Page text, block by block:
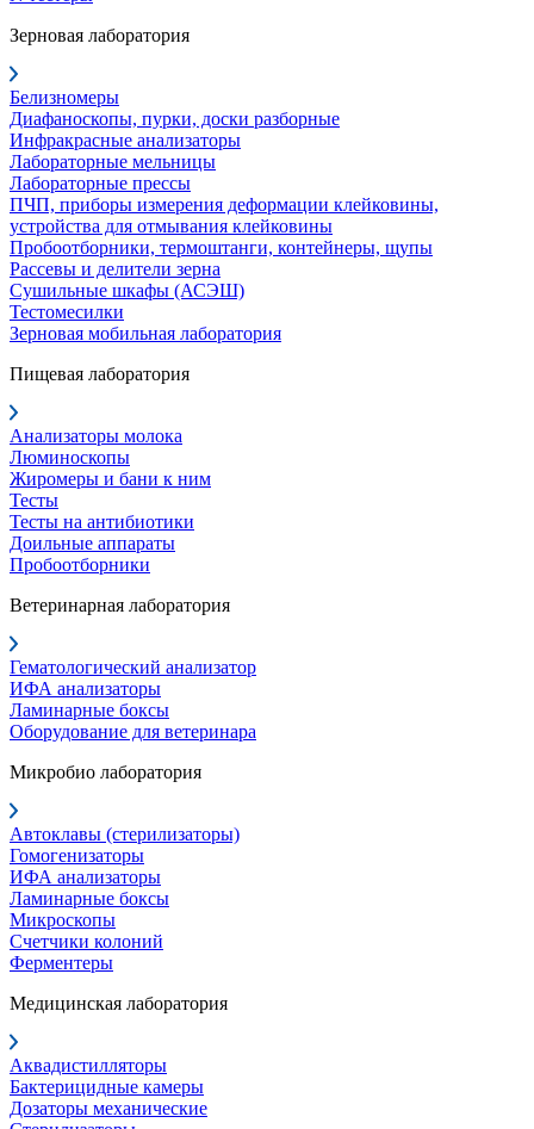
Зерновая лаборатория
Белизномеры
Диафаноскопы, пурки, доски разборные
Инфракрасные анализаторы
Лабораторные мельницы
Лабораторные прессы
ПЧП, приборы измерения деформации клейковины,
устройства для отмывания клейковины
Пробоотборники, термоштанги, контейнеры, щупы
Рассевы и делители зерна
Сушильные шкафы (АСЭШ)
Тестомесилки
Зерновая мобильная лаборатория
Пищевая лаборатория
Анализаторы молока
Люминоскопы
Жиромеры и бани к ним
Тесты
Тесты на антибиотики
Доильные аппараты
Пробоотборники
Ветеринарная лаборатория
Гематологический анализатор
ИФА анализаторы
Ламинарные боксы
Оборудование для ветеринара
Микробио лаборатория
Автоклавы (стерилизаторы)
Гомогенизаторы
ИФА анализаторы
Ламинарные боксы
Микроскопы
Счетчики колоний
Ферментеры
Медицинская лаборатория
Аквадистилляторы
Бактерицидные камеры
Дозаторы механические